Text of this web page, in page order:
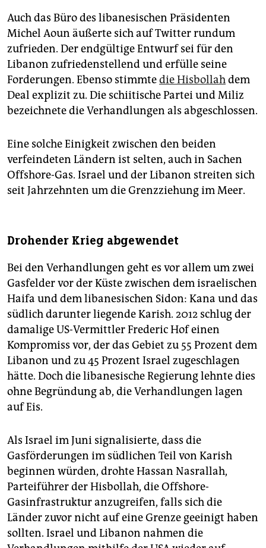
Auch das Büro des libanesischen Präsidenten
Michel Aoun äußerte sich auf Twitter rundum
zufrieden. Der endgültige Entwurf sei für den
Libanon zufriedenstellend und erfülle seine
Forderungen. Ebenso stimmtedie Hisbollahdem
Deal explizit zu. Die schiitische Partei und Miliz
bezeichnete die Verhandlungen als abgeschlossen.
Eine solche Einigkeit zwischen den beiden
verfeindeten Ländern ist selten, auch in Sachen
Offshore-Gas. Israel und der Libanon streiten sich
seit Jahrzehnten um die Grenzziehung im Meer.
Drohender Krieg abgewendet
Bei den Verhandlungen geht es vor allem um zwei
Gasfelder vor der Küste zwischen dem israelischen
Haifa und dem libanesischen Sidon: Kana und das
südlich darunter liegende Karish. 2012 schlug der
damalige US-Vermittler Frederic Hof einen
Kompromiss vor, der das Gebiet zu 55 Prozent dem
Libanon und zu 45 Prozent Israel zugeschlagen
hätte. Doch die libanesische Regierung lehnte dies
ohne Begründung ab, die Verhandlungen lagen
auf Eis.
Als Israel im Juni signalisierte, dass die
Gasförderungen im südlichen Teil von Karish
beginnen würden, drohte Hassan Nasrallah,
Parteiführer der Hisbollah, die Offshore-
Gasinfrastruktur anzugreifen, falls sich die
Länder zuvor nicht auf eine Grenze geeinigt haben
sollten. Israel und Libanon nahmen die